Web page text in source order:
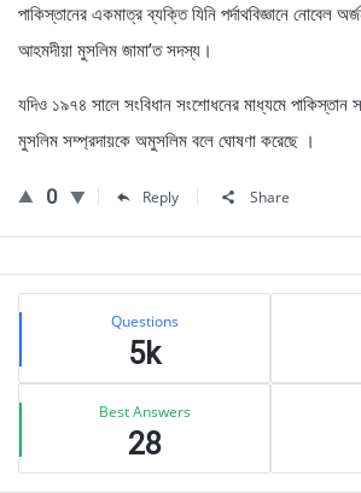
পাকিস্তানের একমাত্র ব্যক্তি যিনি পর্দাথবিজ্ঞানে নোবেল
আহমদীয়া মুসলিম জামা’ত সদস্য।
যদিও ১৯৭৪ সালে সংবিধান সংশোধনের মাধ্যমে পাকিস্তান
মুসলিম সম্প্রদায়কে অমুসলিম বলে ঘোষণা করেছে ।
0 Reply Share
Sidebar
Stats Questions
5k
Best Answers
28